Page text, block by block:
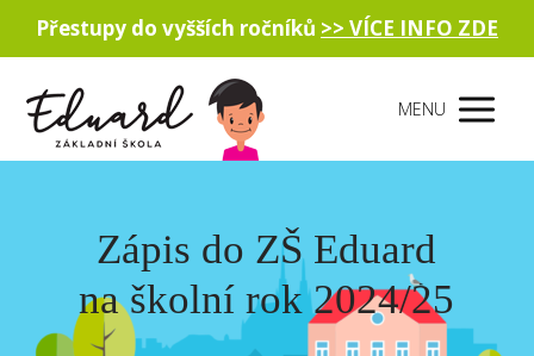
Přestupy do vyšších ročníků >> VÍCE INFO ZDE
MENU
Zápis do ZŠ Eduard
na školní rok 2024/25